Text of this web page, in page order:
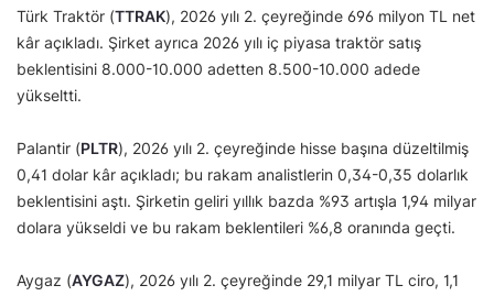
Türk Traktör (TTRAK), 2026 yılı 2. çeyreğinde 696 milyon TL net
kâr açıkladı. Şirket ayrıca 2026 yılı iç piyasa traktör satış
beklentisini 8.000-10.000 adetten 8.500-10.000 adede
yükseltti.
Palantir (PLTR), 2026 yılı 2. çeyreğinde hisse başına düzeltilmiş
0,41 dolar kâr açıkladı; bu rakam analistlerin 0,34-0,35 dolarlık
beklentisini aştı. Şirketin geliri yıllık bazda %93 artışla 1,94 milyar
dolara yükseldi ve bu rakam beklentileri %6,8 oranında geçti.
Aygaz (AYGAZ), 2026 yılı 2. çeyreğinde 29,1 milyar TL ciro, 1,1